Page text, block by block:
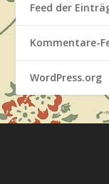
Feed der
Kommentare-
WordPress.org